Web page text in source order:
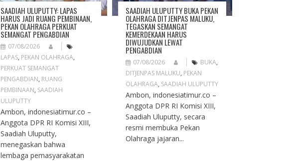
SAADIAH ULUPUTTY: LAPAS
HARUS JADI RUANG PEMBINAAN,
PEKAN OLAHRAGA PERKUAT
SEMANGAT PENGABDIAN
07/08/2026
LAPAS, PEKAN OLAHRAGA,
PERKUAT SEMANGAT
PENGABDIAN, RUANG
PEMBINAAN, SAADIAH
ULUPUTTY
Ambon, indonesiatimur.co –
Anggota DPR RI Komisi XIII,
Saadiah Uluputty,
menegaskan bahwa
lembaga pemasyarakatan
SAADIAH ULUPUTTY BUKA PEKAN
OLAHRAGA DITJENPAS MALUKU,
TEGASKAN SEMANGAT
KEMERDEKAAN HARUS
DIWUJUDKAN LEWAT
PENGABDIAN
07/08/2026 BUKA,
DITJENPAS MALUKU, PEKAN
OLAHRAGA, SAADIAH ULUPUTTY
Ambon, indonesiatimur.co –
Anggota DPR RI Komisi XIII,
Saadiah Uluputty, secara
resmi membuka Pekan
Olahraga jajaran...